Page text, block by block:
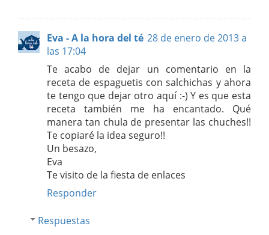
Eva - A la hora del té 28 de enero de 2013 a
las 17:04
Te acabo de dejar un comentario en la
receta de espaguetis con salchichas y ahora
te tengo que dejar otro aquí :-) Y es que esta
receta también me ha encantado. Qué
manera tan chula de presentar las chuches!!
Te copiaré la idea seguro!!
Un besazo,
Eva
Te visito de la fiesta de enlaces
Responder
Respuestas